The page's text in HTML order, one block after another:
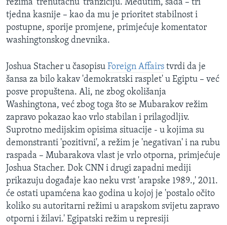
režima 'trenutačnu' tranziciju. Međutim, sada – tri
tjedna kasnije – kao da mu je prioritet stabilnost i
postupne, sporije promjene, primjećuje komentator
washingtonskog dnevnika.
Joshua Stacher u časopisu Foreign Affairs tvrdi da je
šansa za bilo kakav 'demokratski rasplet' u Egiptu – već
posve propuštena. Ali, ne zbog okolišanja
Washingtona, već zbog toga što se Mubarakov režim
zapravo pokazao kao vrlo stabilan i prilagodljiv.
Suprotno medijskim opisima situacije - u kojima su
demonstranti 'pozitivni', a režim je 'negativan' i na rubu
raspada – Mubarakova vlast je vrlo otporna, primjećuje
Joshua Stacher. Dok CNN i drugi zapadni mediji
prikazuju događaje kao neku vrst 'arapske 1989.,' 2011.
će ostati upamćena kao godina u kojoj je 'postalo očito
koliko su autoritarni režimi u arapskom svijetu zapravo
otporni i žilavi.' Egipatski režim u represiji